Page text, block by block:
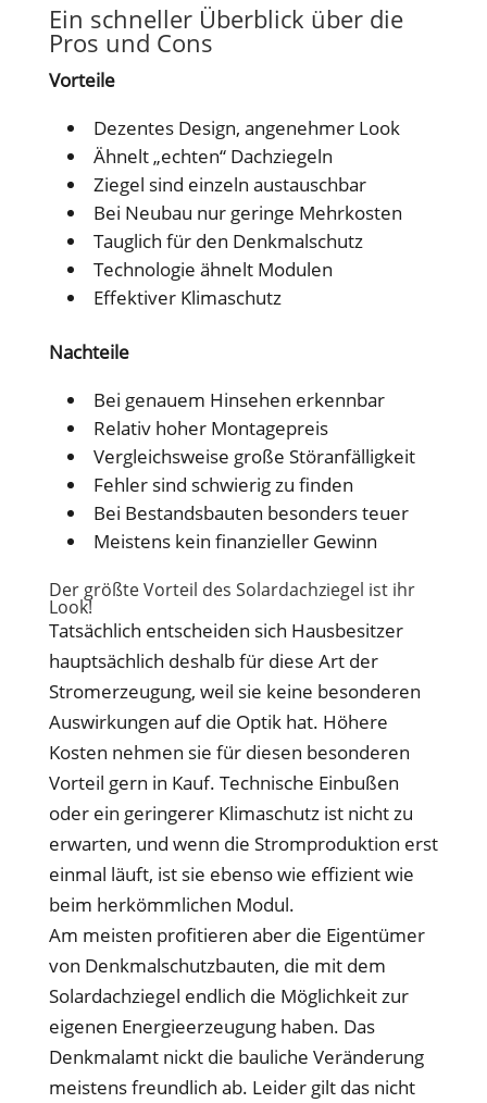
Ein schneller Überblick über die
Pros und Cons
Vorteile
Dezentes Design, angenehmer Look
Ähnelt „echten“ Dachziegeln
Ziegel sind einzeln austauschbar
Bei Neubau nur geringe Mehrkosten
Tauglich für den Denkmalschutz
Technologie ähnelt Modulen
Effektiver Klimaschutz
Nachteile
Bei genauem Hinsehen erkennbar
Relativ hoher Montagepreis
Vergleichsweise große Störanfälligkeit
Fehler sind schwierig zu finden
Bei Bestandsbauten besonders teuer
Meistens kein finanzieller Gewinn
Der größte Vorteil des Solardachziegel ist ihr
Look!
Tatsächlich entscheiden sich Hausbesitzer
hauptsächlich deshalb für diese Art der
Stromerzeugung, weil sie keine besonderen
Auswirkungen auf die Optik hat. Höhere
Kosten nehmen sie für diesen besonderen
Vorteil gern in Kauf. Technische Einbußen
oder ein geringerer Klimaschutz ist nicht zu
erwarten, und wenn die Stromproduktion erst
einmal läuft, ist sie ebenso wie effizient wie
beim herkömmlichen Modul.
Am meisten profitieren aber die Eigentümer
von Denkmalschutzbauten, die mit dem
Solardachziegel endlich die Möglichkeit zur
eigenen Energieerzeugung haben. Das
Denkmalamt nickt die bauliche Veränderung
meistens freundlich ab. Leider gilt das nicht